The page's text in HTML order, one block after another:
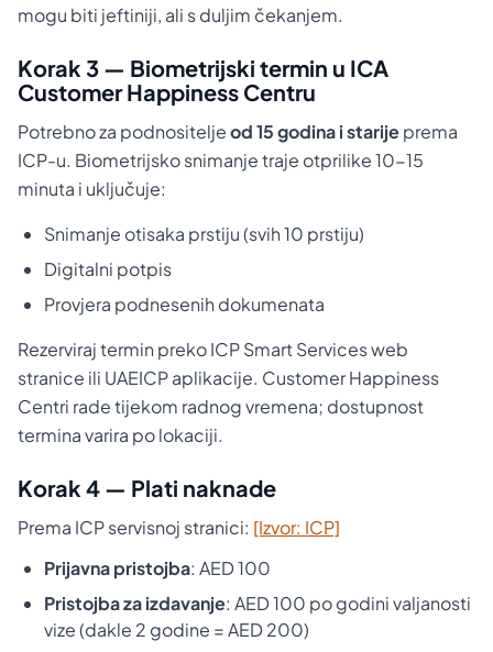
mogu biti jeftiniji, ali s duljim čekanjem.
Korak 3 — Biometrijski termin u ICA
Customer Happiness Centru
Potrebno za podnositeljeod 15 godina i starijeprema
ICP-u. Biometrijsko snimanje traje otprilike 10-15
minuta i uključuje:
Snimanje otisaka prstiju (svih 10 prstiju)
Digitalni potpis
Provjera podnesenih dokumenata
Rezerviraj termin preko ICP Smart Services web
stranice ili UAEICP aplikacije. Customer Happiness
Centri rade tijekom radnog vremena; dostupnost
termina varira po lokaciji.
Korak 4 — Plati naknade
Prema ICP servisnoj stranici: [Izvor: ICP]
Prijavna pristojba: AED 100
Pristojba za izdavanje: AED 100 po godini valjanosti
vize (dakle 2 godine = AED 200)